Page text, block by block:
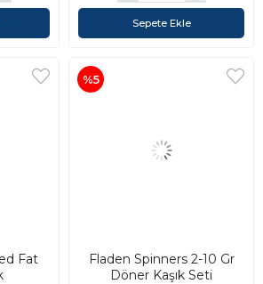
Sepete Ekle
Fat
Fladen Spinners 2-10 Gr
Döner Kaşık Seti
%5